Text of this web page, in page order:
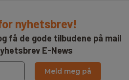
nyhetsbrev!
få de gode tilbudene på mail
E-News
Meld meg på